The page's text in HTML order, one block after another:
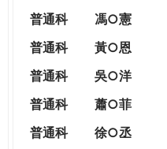
CITIZENSHIP
普通科
馮○憲
普通科
黃○恩
普通科 吳○洋
普通科
蕭○菲
普通科
徐○丞